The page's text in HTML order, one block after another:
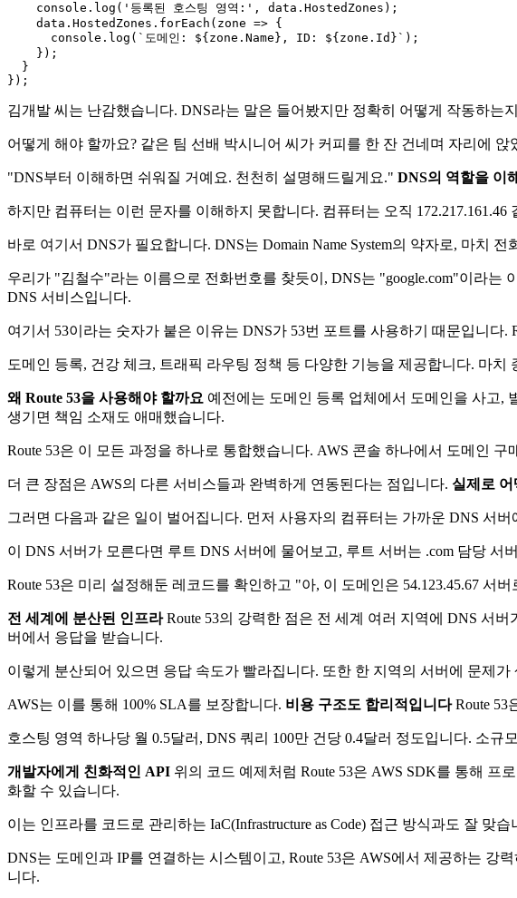
console . log ( '등록된 호스팅 영역:' , data. HostedZones );
    data.
HostedZones . forEach ( zone => {
console . log ( `도메인: ${zone.Name} , ID: ${zone.Id} ` );
    });
  }
김개발 씨는 난감했습니다. DNS라는 말은 들어봤지만 정확히 어떻게 작동하는
어떻게 해야 할까요? 같은 팀 선배 박시니어 씨가 커피를 한 잔 건네며 자리에 앉
"DNS부터 이해하면 쉬워질 거예요. 천천히 설명해드릴게요." DNS의 역할을 이
하지만 컴퓨터는 이런 문자를 이해하지 못합니다. 컴퓨터는 오직
바로 여기서 DNS가 필요합니다. DNS는 Domain Name System의 약자로, 마치
우리가 "김철수"라는 이름으로 전화번호를 찾듯이, DNS는 "google.com"이라는
DNS 서비스입니다.
여기서 53이라는 숫자가 붙은 이유는 DNS가 53번 포트를 사용하기 때문입니다.
도메인 등록, 건강 체크, 트래픽 라우팅 정책 등 다양한 기능을 제공합니다. 마
왜 Route 53을 사용해야 할까요 예전에는 도메인 등록 업체에서 도메인을 사고,
생기면 책임 소재도 애매했습니다.
Route 53은 이 모든 과정을 하나로 통합했습니다. AWS 콘솔 하나에서 도메인
더 큰 장점은 AWS의 다른 서비스들과 완벽하게 연동된다는 점입니다. 실제로
그러면 다음과 같은 일이 벌어집니다. 먼저 사용자의 컴퓨터는 가까운 DNS 서버
이 DNS 서버가 모른다면 루트 DNS 서버에 물어보고, 루트 서버는 .com 담당
Route 53은 미리 설정해둔 레코드를 확인하고 "아, 이 도메인은 54.123.45.67
전 세계에 분산된 인프라Route 53의 강력한 점은 전 세계 여러 지역에 DNS 서
버에서 응답을 받습니다.
이렇게 분산되어 있으면 응답 속도가 빨라집니다. 또한 한 지역의 서버에 문제
AWS는 이를 통해 100% SLA를 보장합니다. 비용 구조도 합리적입니다Route 53
호스팅 영역 하나당 월 0.5달러, DNS 쿼리 100만 건당 0.4달러 정도입니다. 소규
개발자에게 친화적인 API 위의 코드 예제처럼 Route 53은 AWS SDK를 통해 프
화할 수 있습니다.
이는 인프라를 코드로 관리하는 IaC(Infrastructure as Code) 접근 방식과도 잘 맞습
DNS는 도메인과 IP를 연결하는 시스템이고, Route 53은 AWS에서 제공하는 강
니다.